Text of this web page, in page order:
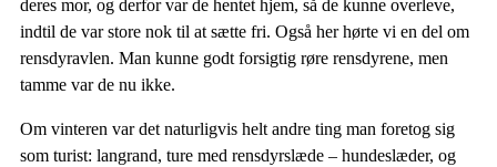
deres mor, og derfor var de hentet hjem, så de kunne overleve,
indtil de var store nok til at sætte fri. Også her hørte vi en del om
rensdyravlen. Man kunne godt forsigtig røre rensdyrene, men
tamme var de nu ikke.
Om vinteren var det naturligvis helt andre ting man foretog sig
som turist: langrand, ture med rensdyrslæde – hundeslæder, og